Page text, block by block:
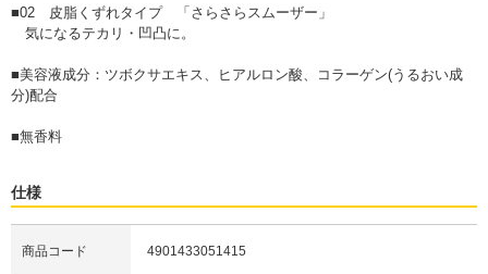
■02 皮脂くずれタイプ 「さらさらスムーザー」
気になるテカリ・凹凸に。
■美容液成分：ツボクサエキス、ヒアルロン酸、コラーゲン(うるおい成
分)配合
■無香料
仕様
商品コード 4901433051415